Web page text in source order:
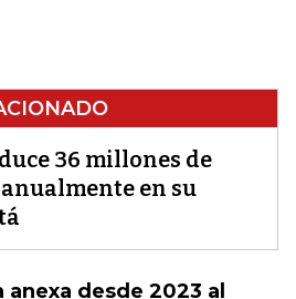
36 millones de
en su
desde 2023 al